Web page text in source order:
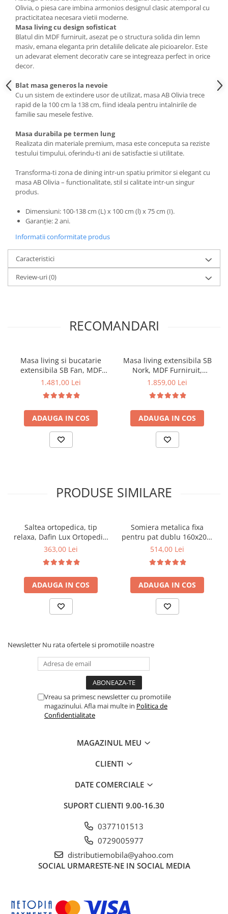
Mese gradinita
Scaune gradinita
Set mese si scaune gradinita
Mobilier copii
Mobila camera copii
Scaune birou pentru copii
Saltele patuturi copii
Paturi copii
Seturi comode living si dormitor
Olivia, o piesa care imbina armonios designul clasic atemporal cu
practicitatea necesara vietii moderne.
Masa living cu design sofisticat
Blatul din MDF furniruit, asezat pe o structura solida din lemn
masiv, emana eleganta prin detaliile delicate ale picioarelor. Este
un adevarat element decorativ care se integreaza perfect in orice
decor.
Blat masa generos la nevoie
Cu un sistem de extindere usor de utilizat, masa AB Olivia trece
rapid de la 100 cm la 138 cm, fiind ideala pentru intalnirile de
familie sau mesele festive.
Masa durabila pe termen lung
Realizata din materiale premium, masa este conceputa sa reziste
testului timpului, oferindu-ti ani de satisfactie si utilitate.
Transforma-ti zona de dining intr-un spatiu primitor si elegant cu
masa AB Olivia – functionalitate, stil si calitate intr-un singur
produs.
Dimensiuni: 100-138 cm (L) x 100 cm (l) x 75 cm (I).
Garanție: 2 ani.
Informatii conformitate produs
Caracteristici
Review-uri(0)
RECOMANDARI
Masa living si bucatarie
extensibila SB Fan, MDF
Furniruit, structura lemn
133,5x99x74 cm, alb
1.481,00 Lei
ADAUGA IN COS
Masa living extensibila SB
Nork, MDF Furniruit,
structura lemn masiv, 8
cm, alb
1.859,00 Lei
ADAUGA IN COS
PRODUSE SIMILARE
Saltea ortopedica, tip
relaxa, Dafin Lux Ortopedic,
90x200x21cm, fermitate
tip Bonell, fata vara-iarna,
sistem de aerisire cu
butoni, Salt Confort
363,00 Lei
ADAUGA IN COS
Somiera metalica fixa
pentru pat dublu 160x200,
6 picioare, 32 lamele lemn
saltea ferm, negru
514,00 Lei
ADAUGA IN COS
Newsletter Nu rata ofertele si promotiile noastre
Vreau sa primesc newsletter cu promotiile
magazinului. Afla mai multe in Politica de
Confidentialitate
MAGAZINUL MEU
CLIENTI
DATE COMERCIALE
SUPORT CLIENTI 9.00-16.30
0377101513
0729005977
distributiemobila@yahoo.com
SOCIAL URMARESTE-NE IN SOCIAL MEDIA